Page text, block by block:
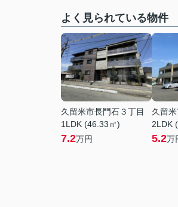
よく見られている物件
久留米市長門石３丁目
1LDK (46.33㎡)
7.2万円
久留
2LDK
5.2万